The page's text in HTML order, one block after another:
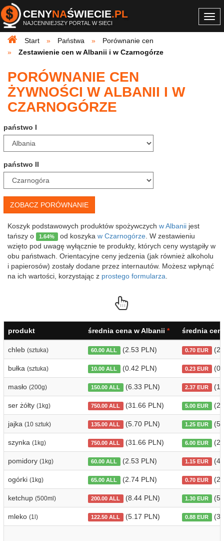
CENYNAŚWIECIE.PL
NAJCENNIEJSZY PORTAL W SIECI
Start
Państwa
Porównanie cen
Zestawienie cen w Albanii i w Czarnogórze
PORÓWNANIE CEN
ŻYWNOŚCI W ALBANII I W
CZARNOGÓRZE
państwo I
państwo II
Koszyk podstawowych produktów spożywczych w Albanii jest
tańszy o
1.64% od koszyka w Czarnogórze. W zestawieniu
wzięto pod uwagę wyłącznie te produkty, których ceny wystąpiły w
obu państwach. Orientacyjne ceny jedzenia (jak również alkoholu
i papierosów) zostały dodane przez internautów. Możesz wpłynąć
na ich wartości, korzystając z prostego formularza
produkt średnia cena w Albanii * średnia
chleb (sztuka) 60.00 ALL (2.53 PLN) 0.70 EUR
bułka (sztuka) 10.00 ALL (0.42 PLN) 0.23 EUR
masło (200g) 150.00 ALL (6.33 PLN) 2.37 EUR
ser żółty (1kg) 750.00 ALL (31.66 PLN) 5.00 EUR
jajka (10 sztuk) 135.00 ALL (5.70 PLN) 1.25 EUR
szynka (1kg) 750.00 ALL (31.66 PLN) 6.00 EUR
pomidory (1kg) 60.00 ALL (2.53 PLN) 1.15 EUR
ogórki (1kg) 65.00 ALL (2.74 PLN) 0.70 EUR
ketchup (500ml) 200.00 ALL (8.44 PLN) 1.30 EUR
mleko (1l) 122.50 ALL (5.17 PLN) 0.88 EUR